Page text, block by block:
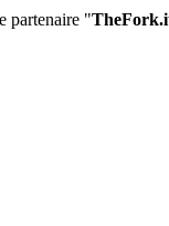
partenaire "